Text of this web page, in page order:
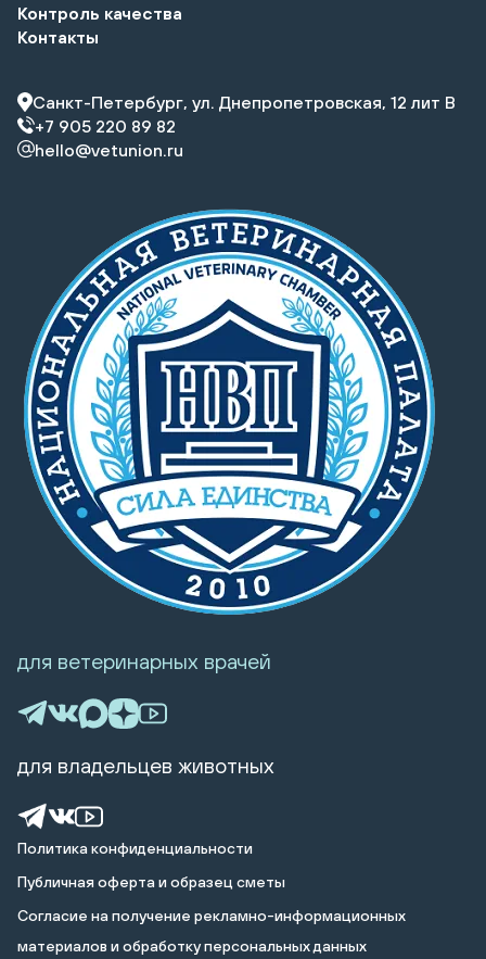
Контроль качества
Контакты
Санкт-Петербург, ул. Днепропетровская, 12 лит В
+7 905 220 89 82
hello@vetunion.ru
Политика конфиденциальности
Публичная оферта и образец сметы
Cогласие на получение рекламно-информационных
материалов и обработку персональных данных
для ветеринарных врачей
для владельцев животных